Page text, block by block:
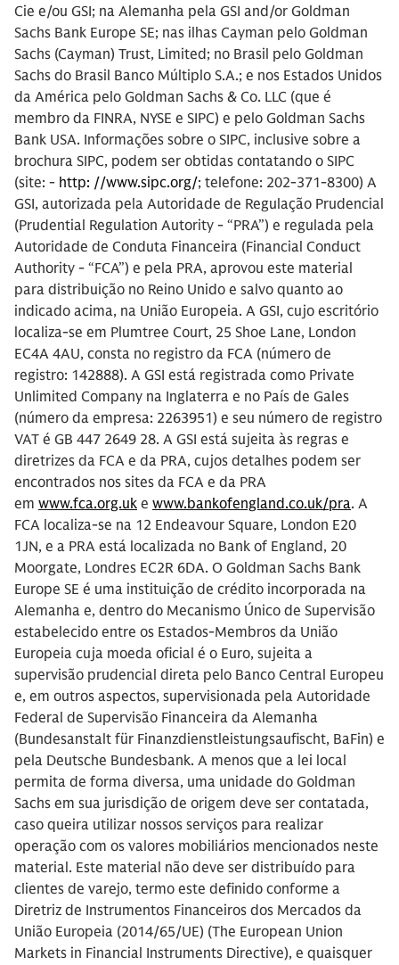
Cie e/ou GSI; na Alemanha pela GSI and/or Goldman
Sachs Bank Europe SE; nas ilhas Cayman pelo Goldman
Sachs (Cayman) Trust, Limited; no Brasil pelo Goldman
Sachs do Brasil Banco Múltiplo S.A.; e nos Estados Unidos
da América pelo Goldman Sachs & Co. LLC (que é
membro da FINRA, NYSE e SIPC) e pelo Goldman Sachs
Bank USA. Informações sobre o SIPC, inclusive sobre a
brochura SIPC, podem ser obtidas contatando o SIPC
(site: - http: //www.sipc.org/; telefone: 202-371-8300) A
GSI, autorizada pela Autoridade de Regulação Prudencial
(Prudential Regulation Autority - “PRA”) e regulada pela
Autoridade de Conduta Financeira (Financial Conduct
Authority - “FCA”) e pela PRA, aprovou este material
para distribuição no Reino Unido e salvo quanto ao
indicado acima, na União Europeia. A GSI, cujo escritório
localiza-se em Plumtree Court, 25 Shoe Lane, London
EC4A 4AU, consta no registro da FCA (número de
registro: 142888). A GSI está registrada como Private
Unlimited Company na Inglaterra e no País de Gales
(número da empresa: 2263951) e seu número de registro
VAT é GB 447 2649 28. A GSI está sujeita às regras e
diretrizes da FCA e da PRA, cujos detalhes podem ser
encontrados nos sites da FCA e da PRA
em www.fca.org.uk e www.bankofengland.co.uk/pra. A
FCA localiza-se na 12 Endeavour Square, London E20
1JN, e a PRA está localizada no Bank of England, 20
Moorgate, Londres EC2R 6DA. O Goldman Sachs Bank
Europe SE é uma instituição de crédito incorporada na
Alemanha e, dentro do Mecanismo Único de Supervisão
estabelecido entre os Estados-Membros da União
Europeia cuja moeda oficial é o Euro, sujeita a
supervisão prudencial direta pelo Banco Central Europeu
e, em outros aspectos, supervisionada pela Autoridade
Federal de Supervisão Financeira da Alemanha
(Bundesanstalt für Finanzdienstleistungsaufischt, BaFin) e
pela Deutsche Bundesbank. A menos que a lei local
permita de forma diversa, uma unidade do Goldman
Sachs em sua jurisdição de origem deve ser contatada,
caso queira utilizar nossos serviços para realizar
operação com os valores mobiliários mencionados neste
material. Este material não deve ser distribuído para
clientes de varejo, termo este definido conforme a
Diretriz de Instrumentos Financeiros dos Mercados da
União Europeia (2014/65/UE) (The European Union
Markets in Financial Instruments Directive), e quaisquer